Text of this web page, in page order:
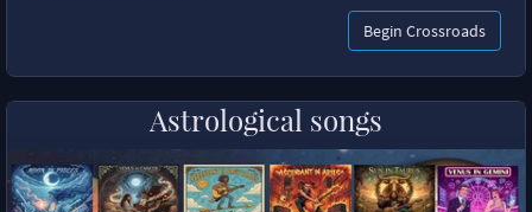
Begin Crossroads
Astrological songs